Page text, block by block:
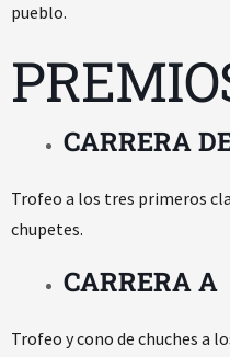
pueblo.
CARRERA
Trofeo a los tres primeros
chupetes.
CARRERA A
Trofeo y cono de chuches a